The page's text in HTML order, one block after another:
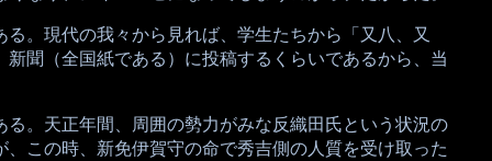
。現代の我々から見れば、学生たちから「又八、又
聞（全国紙である）に投稿するくらいであるから、当
。天正年間、周囲の勢力がみな反織田氏という状況の
この時、新免伊賀守の命で秀吉側の人質を受け取った